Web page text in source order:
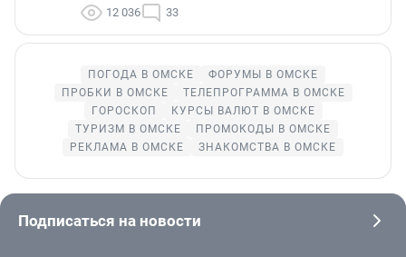
12 036 33
ПОГОДА В ОМСКЕ
ФОРУМЫ В ОМСКЕ
ПРОБКИ В ОМСКЕ
ТЕЛЕПРОГРАММА В ОМСКЕ
ГОРОСКОП
КУРСЫ ВАЛЮТ В ОМСКЕ
ТУРИЗМ В ОМСКЕ
ПРОМОКОДЫ В ОМСКЕ
РЕКЛАМА В ОМСКЕ
ЗНАКОМСТВА В ОМСКЕ
Подписаться на новости